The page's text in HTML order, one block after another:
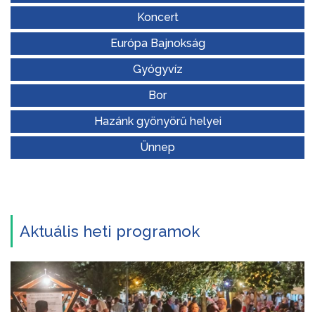
Koncert
Európa Bajnokság
Gyógyvíz
Bor
Hazánk gyönyörű helyei
Ünnep
Aktuális heti programok